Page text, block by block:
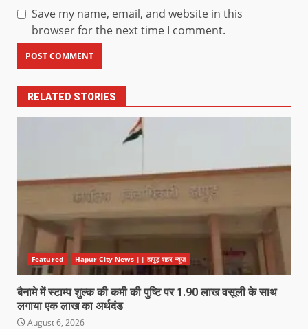
Save my name, email, and website in this
browser for the next time I comment.
RELATED STORIES
Featured Hapur City News || हापुड़ शहर न्यूज़
बैनामे में स्टाम्प शुल्क की कमी की पुष्टि पर 1.90 लाख वसूली के साथ
लगाया एक लाख का अर्थदंड
August 6, 2026